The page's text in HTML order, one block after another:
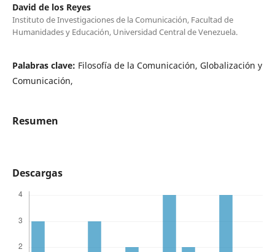
David de los Reyes
Instituto de Investigaciones de la Comunicación, Facultad de
Humanidades y Educación, Universidad Central de Venezuela.
Palabras clave: Filosofía de la Comunicación, Globalización y
Comunicación,
Resumen
Descargas